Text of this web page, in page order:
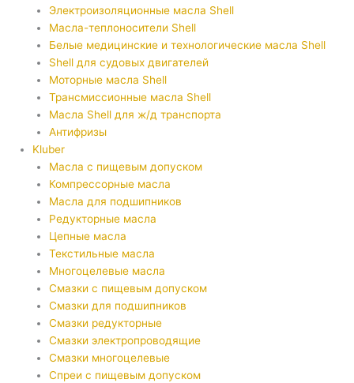
Электроизоляционные масла Shell
Масла-теплоносители Shell
Белые медицинские и технологические масла Shell
Shell для судовых двигателей
Моторные масла Shell
Трансмиссионные масла Shell
Масла Shell для ж/д транспорта
Антифризы
Kluber
Масла с пищевым допуском
Компрессорные масла
Масла для подшипников
Редукторные масла
Цепные масла
Текстильные масла
Многоцелевые масла
Смазки с пищевым допуском
Смазки для подшипников
Смазки редукторные
Смазки электропроводящие
Смазки многоцелевые
Спреи с пищевым допуском